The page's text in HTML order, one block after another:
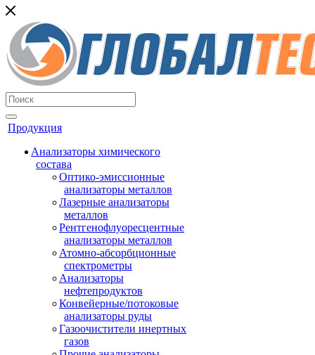
Продукция
Анализаторы химического
состава
Оптико-эмиссионные
анализаторы металлов
Лазерные анализаторы
металлов
Рентгенофлуоресцентные
анализаторы металлов
Атомно-абсорбционные
спектрометры
Анализаторы
нефтепродуктов
Конвейерные/потоковые
анализаторы руды
Газоочистители инертных
газов